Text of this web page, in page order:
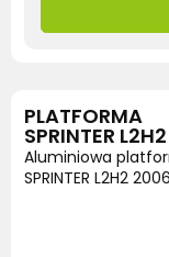
SPRINTER
Aluminiowa
SPRINTER L2H2